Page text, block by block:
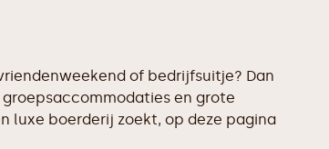
of bedrijfsuitje? Dan
en grote
luxe boerderij zoekt, op deze pagina